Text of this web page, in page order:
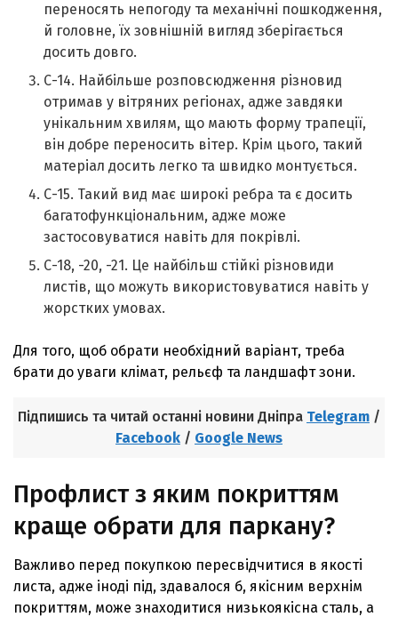
переносять непогоду та механічні пошкодження,
й головне, їх зовнішній вигляд зберігається
досить довго.
С-14. Найбільше розповсюдження різновид
отримав у вітряних регіонах, адже завдяки
унікальним хвилям, що мають форму трапеції,
він добре переносить вітер. Крім цього, такий
матеріал досить легко та швидко монтується.
С-15. Такий вид має широкі ребра та є досить
багатофункціональним, адже може
застосовуватися навіть для покрівлі.
С-18, -20, -21. Це найбільш стійкі різновиди
листів, що можуть використовуватися навіть у
жорстких умовах.
Для того, щоб обрати необхідний варіант, треба
брати до уваги клімат, рельєф та ландшафт зони.
Підпишись та читай останні новини Дніпра Telegram /
Facebook / Google News
Профлист з яким покриттям
краще обрати для паркану?
Важливо перед покупкою пересвідчитися в якості
листа, адже іноді під, здавалося б, якісним верхнім
покриттям, може знаходитися низькоякісна сталь, а